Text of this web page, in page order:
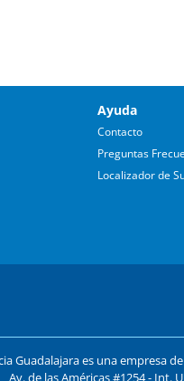
Ayuda
Contacto
Preguntas
Localizador de
Guadalajara es una empresa
Av. de las Américas #1254 - Int.